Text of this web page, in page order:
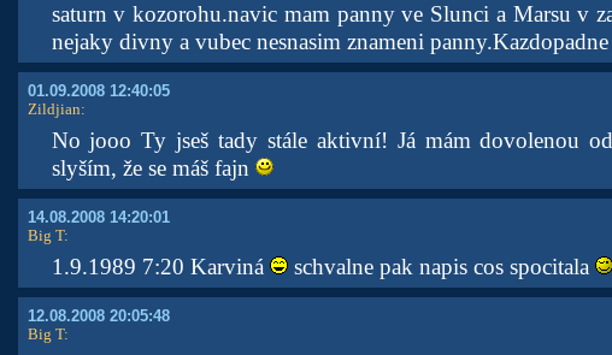
saturn v kozorohu.navic mam panny ve Slunci a Marsu v
nejaky divny a vubec nesnasim znameni
01.09.2008 12:40:05
Zildjian:
No jooo Ty jseš tady stále aktivní! Já mám dovolenou
slyším, že se máš fajn
14.08.2008 14:20:01
Big T:
1.9.1989 7:20 Karviná schvalne pak napis cos spocitala
12.08.2008 20:05:48
Big T: